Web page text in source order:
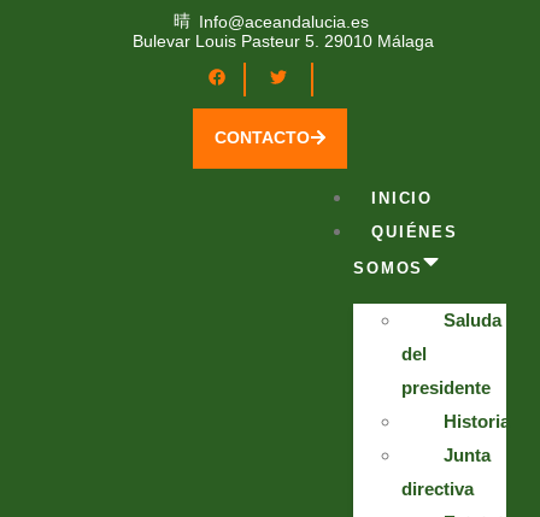
Info@aceandalucia.es
Bulevar Louis Pasteur 5. 29010 Málaga
CONTACTO
INICIO
QUIÉNES
SOMOS
Saluda
del
presidente
Historia
Junta
directiva